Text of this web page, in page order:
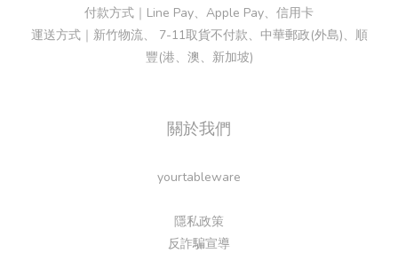
付款方式｜Line Pay、Apple Pay、信用卡
運送方式｜新竹物流、 7-11取貨不付款、中華郵政(外島)、順
豐(港、澳、新加坡)
關於我們
yourtableware
隱私政策
反詐騙宣導